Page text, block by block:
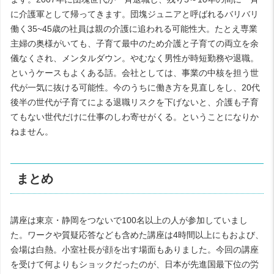
に介護軍として帰ってきます。団塊ジュニアと呼ばれるバリバリ
働く35~45歳の社員は親の介護に追われる可能性大。たとえ専業
主婦の奥様がいても、子育て最中のため介護と子育ての両立を余
儀なくされ、メンタルダウン。やむなく男性が時短勤務や退職。
というケースもよくある話。会社としては、事業の中核を担う世
代が一気に抜ける可能性。今のうちに働き方を見直しをし、20代
後半の世代が子育てによる退職リスクを下げないと、介護も子育
てもない世代だけに仕事のしわ寄せがくる。ということになりか
ねません。
まとめ
講座は東京・静岡をつないで100名以上の人が参加していまし
た。ワークや質疑応答なども含めた講座は4時間以上にもおよび、
会場は白熱。小室社長が顔を出す場面もありました。今回の講座
を受けて何よりもショックだったのが、日本が先進国最下位の労